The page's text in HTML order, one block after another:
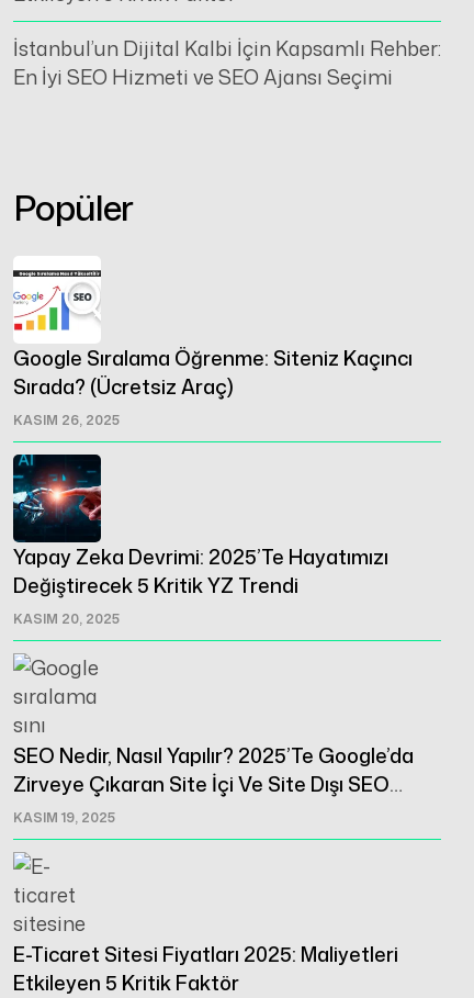
İstanbul’un Dijital Kalbi İçin Kapsamlı Rehber:
En İyi SEO Hizmeti ve SEO Ajansı Seçimi
Popüler
KASIM 26, 2025
Google Sıralama Öğrenme: Siteniz Kaçıncı
Sırada? (Ücretsiz Araç)
KASIM 20, 2025
Yapay Zeka Devrimi: 2025’te Hayatımızı
Değiştirecek 5 Kritik YZ Trendi
KASIM 19, 2025
SEO Nedir, Nasıl Yapılır? 2025’te Google’da
Zirveye Çıkaran Site İçi Ve Site Dışı SEO
Rehberi
E-Ticaret Sitesi Fiyatları 2025: Maliyetleri
Etkileyen 5 Kritik Faktör